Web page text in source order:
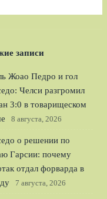
записи
Жоао Педро и гол
Челси разгромил
3:0 в товарищеском
8 августа, 2026
о решении по
Гарсии: почему
отдал форварда в
7 августа, 2026